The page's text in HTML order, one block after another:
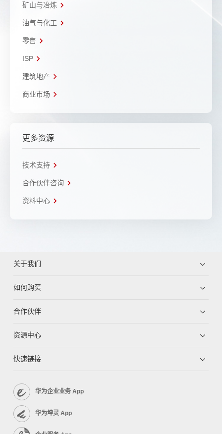
矿山与冶炼
油气与化工
零售
ISP
建筑地产
商业市场
更多资源
技术支持
合作伙伴咨询
资料中心
关于我们
如何购买
合作伙伴
资源中心
快速链接
华为企业业务 App
华为坤灵 App